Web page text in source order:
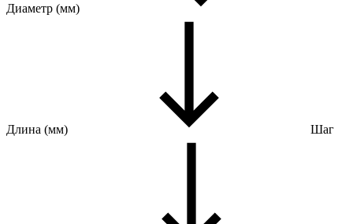
Диаметр (мм)
Длина (мм) Шаг